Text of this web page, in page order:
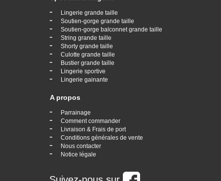
- Lingerie grande taille
- Soutien-gorge grande taille
- Soutien-gorge balconnet grande taille
- String grande taille
- Shorty grande taille
- Culotte grande taille
- Bustier grande taille
- Lingerie sportive
- Lingerie gainante
A propos
- Parrainage
- Comment commander
- Livraison & Frais de port
- Conditions générales de vente
- Nous contacter
- Notice légale